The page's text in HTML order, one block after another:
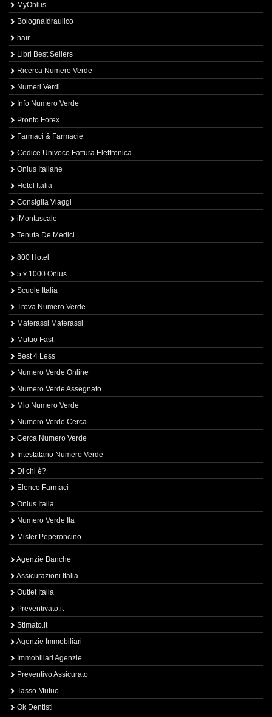
MyOnlus
BolognaIdraulico
hair
Libri Best Sellers
Ricerca Numero Verde
Numeri Verdi
Info Numero Verde
Pronto Forex
Farmaci & Farmacie
Codice Univoco Fattura Elettronica
Onlus Italiane
Hotel Italia
Consiglia Viaggi
iMontascale
Tenuta De Medici
800 Hotel
5 x 1000 Onlus
Scuole Italia
Trova Numero Verde
Materassi Materassi
Mutuo Fast
Best 4 Less
Numero Verde Online
Numero Verde Assegnato
Mio Numero Verde
Numero Verde Cerca
Cerca Numero Verde
Intestatario Numero Verde
Di chi è?
Elenco Farmaci
Onlus Italia
Numero Verde Ita
Mister Peperoncino
Agenzie Banche
Assicurazioni Italia
Outlet Italia
Preventivato.it
Stimato.it
Agenzie Immobiliari
Immobiliari Agenzie
Preventivo Assicurato
Tasso Mutuo
Ok Dentisti